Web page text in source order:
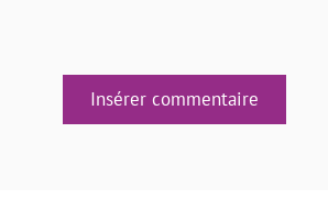
Insérer commentaire